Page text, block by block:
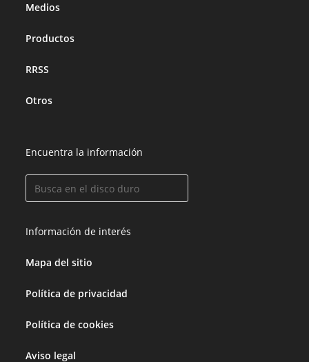
Medios
Productos
RRSS
Otros
Encuentra la información
Información de interés
Mapa del sitio
Política de privacidad
Política de cookies
Aviso legal